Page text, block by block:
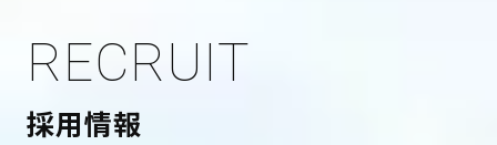
RECRUIT
採用情報